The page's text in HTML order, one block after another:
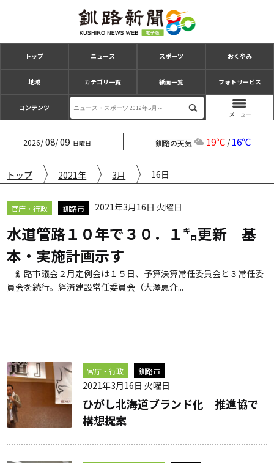
トップ ニュース スポーツ おくやみ
地域 カテゴリ一覧 紙面一覧 フォトサービス
コンテンツ
2026/08/09 日曜日 釧路の天気 19℃/16℃
トップ 2021年 3月 16日
官庁・行政 釧路市 2021年3月16日 火曜日
水道管路１０年で３０．１㌔更新 基
本・実施計画示す
釧路市議会２月定例会は１５日、予算決算常任委員会と３常任委
員会を続行。経済建設常任委員会（大澤恵介...
官庁・行政 釧路市
2021年3月16日 火曜日
ひがし北海道ブランド化 推進協で
構想提案